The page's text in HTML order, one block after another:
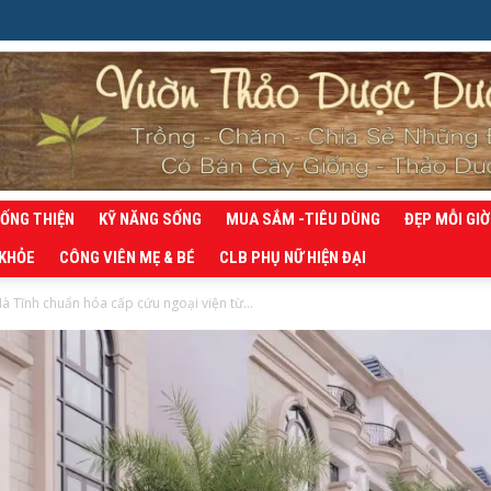
THIỆN KỸ NĂNG SỐNG MUA SẮM -TIÊU DÙNG
ĐẸP MỖI GIỜ
CÔNG VIÊN MẸ & BÉ CLB PHỤ NỮ HIỆN ĐẠI
Tĩnh chuẩn hóa cấp cứu ngoại viện từ...